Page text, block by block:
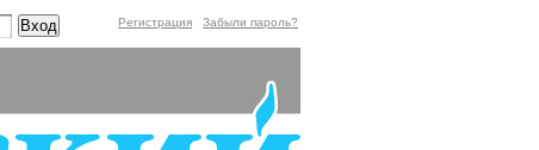
Регистрация Забыли пароль?